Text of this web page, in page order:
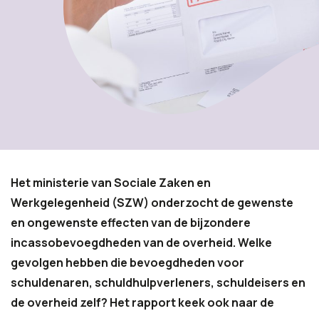
Het ministerie van Sociale Zaken en
Werkgelegenheid (SZW) onderzocht de gewenste
en ongewenste effecten van de bijzondere
incassobevoegdheden van de overheid. Welke
gevolgen hebben die bevoegdheden voor
schuldenaren, schuldhulpverleners, schuldeisers en
de overheid zelf? Het rapport keek ook naar de